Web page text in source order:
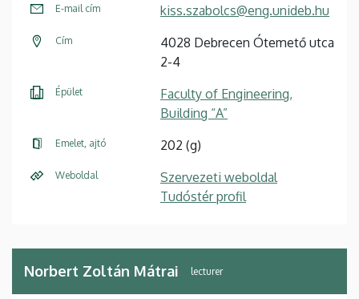
E-mail cím kiss.szabolcs@eng.unideb.hu
Cím
4028 Debrecen Ótemető utca
2-4
Épület
Faculty of Engineering,
Building “A”
Emelet, ajtó 202 (g)
Weboldal
Szervezeti weboldal
Tudóstér profil
Norbert Zoltán Mátrai lecturer